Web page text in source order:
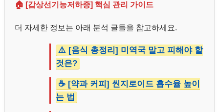
🏠 [갑상선기능저하증] 핵심 관리 가이드
더 자세한 정보는 아래 분석 글들을 참고하세요.
⚠️ [음식 총정리] 미역국 말고 피해야 할
것은?
☕ [약과 커피] 씬지로이드 흡수율 높이
는 법